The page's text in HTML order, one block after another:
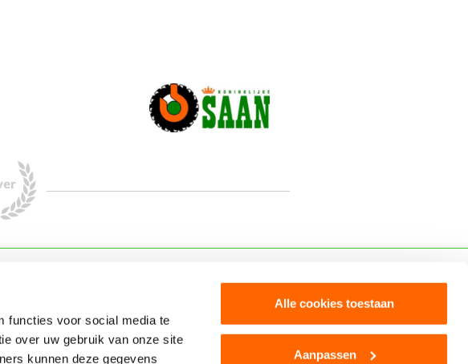
functies voor social media te
over uw gebruik van onze site
kunnen deze gegevens
Alle cookies toestaan
Aanpassen
& orkesten
Steun Kruikenstad
Word Dokmardeur